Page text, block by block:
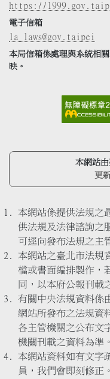
https://
電子信箱
la_laws@gov.taipei
本局信箱係處理與系統相
映。
本網站
更
本網站係提供法規之
供法規及法律諮詢之
可逕向發布法規之主
本網站之臺北市法規
檔或書面編排製作，
同，以本府公報刊載
有關中央法規資料係
網站所發布之法規資
各主管機關之公布文
機關刊載之資料為準。
本網站資料如有文字
員，我們會即刻修正。